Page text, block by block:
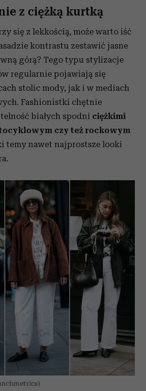
z ciężką kurtką
się z lekkością, może warto iść
kontrastu zestawić jasne
górą? Tego typu stylizacje
regularnie pojawiają się
stolic mody, jak i w mediach
Fashionistki chętnie
białych spodni ciężkimi
czy też rockowym
temy nawet najprostsze looki